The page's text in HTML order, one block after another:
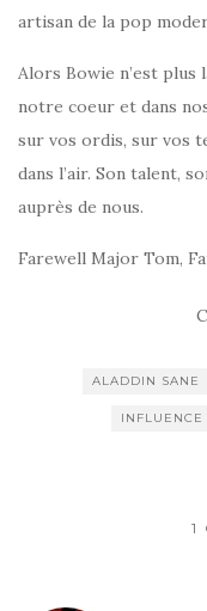
artisan de la pop
Alors Bowie n’est plus
notre coeur et dans
sur vos ordis, sur vos
dans l’air. Son talent,
auprès de nous.
Farewell Major Tom,
ALADDIN SANE
INFLUENCE
1